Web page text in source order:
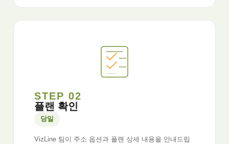
STEP 02
플랜 확인
당일
VizLine 팀이 주소 옵션과 플랜 상세 내용을 안내드립